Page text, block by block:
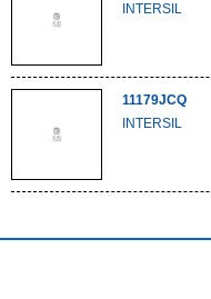
INTERSIL
11179JCQ
INTERSIL